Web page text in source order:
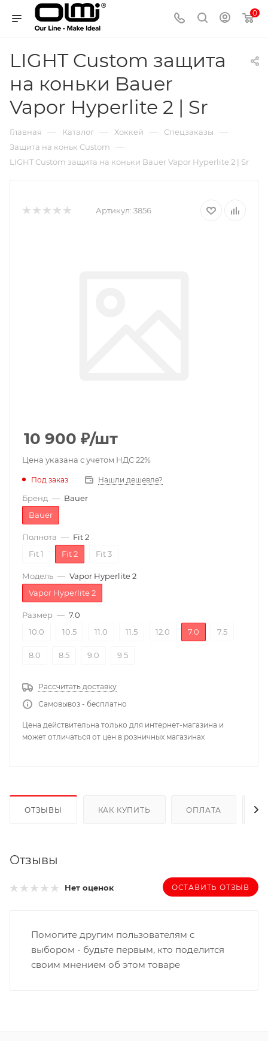
0
LIGHT Custom защита
на коньки Bauer
Vapor Hyperlite 2 | Sr
Главная — Каталог — Хоккей — Спецзаказы —
Защита на коньк Custom —
LIGHT Custom защита на коньки Bauer Vapor Hyperlite 2 | Sr
Артикул: 3856
10 900 ₽/шт
Цена указана с учетом НДС 22%
Под заказ Нашли дешевле?
Бренд — Bauer
Bauer
Полнота — Fit 2
Fit 1
Fit 2 Fit 3
Модель — Vapor Hyperlite 2
Vapor Hyperlite 2
Размер — 7.0
10.0
10.5 11.0 11.5 12.0 7.0 7.5
8.0 8.5 9.0 9.5
Рассчитать доставку
Самовывоз - бесплатно
Цена действительна только для интернет-магазина и
может отличаться от цен в розничных магазинах
ОТЗЫВЫ КАК КУПИТЬ ОПЛАТА
Отзывы
Нет оценок ОСТАВИТЬ ОТЗЫВ
Помогите другим пользователям с
выбором - будьте первым, кто поделится
своим мнением об этом товаре